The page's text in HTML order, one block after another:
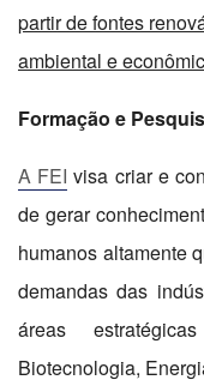
partir de fontes
ambiental e
Formação e
A FEI visa criar e
de gerar
humanos altamente
demandas das
áreas
Biotecnologia,